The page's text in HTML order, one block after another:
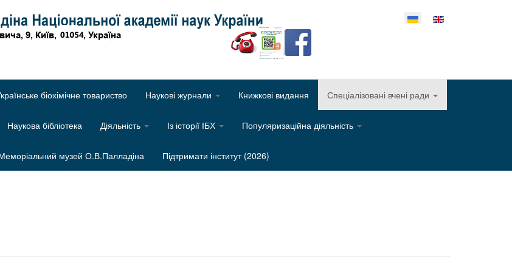
Оберіть свою мову
біохімічне товариство Наукові журнали Книжкові видання Спеціалізовані вчені ради
Наукова бібліотека Діяльність Із історії ІБХ Популяризаційна діяльність
музей О.В.Палладіна Підтримати інститут (2026)